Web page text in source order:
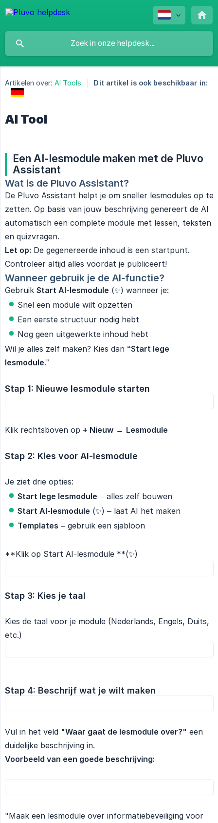
Artikelen over: AI Tools Dit artikel is ook beschikbaar in:
AI Tool
Een AI-lesmodule maken met de Pluvo
Assistant
Wat is de Pluvo Assistant?
De Pluvo Assistant helpt je om sneller lesmodules op te
zetten. Op basis van jouw beschrijving genereert de AI
automatisch een complete module met lessen, teksten
en quizvragen.
Let op: De gegenereerde inhoud is een startpunt.
Controleer altijd alles voordat je publiceert!
Wanneer gebruik je de AI-functie?
Gebruik Start AI-lesmodule (✨) wanneer je:
Snel een module wilt opzetten
Een eerste structuur nodig hebt
Nog geen uitgewerkte inhoud hebt
Wil je alles zelf maken? Kies dan “Start lege
lesmodule.”
Stap 1: Nieuwe lesmodule starten
Klik rechtsboven op + Nieuw → Lesmodule
Stap 2: Kies voor AI-lesmodule
Je ziet drie opties:
Start lege lesmodule – alles zelf bouwen
Start AI-lesmodule (✨) – laat AI het maken
Templates – gebruik een sjabloon
**Klik op Start AI-lesmodule **(✨)
Stap 3: Kies je taal
Kies de taal voor je module (Nederlands, Engels, Duits,
etc.)
Stap 4: Beschrijf wat je wilt maken
Vul in het veld "Waar gaat de lesmodule over?" een
duidelijke beschrijving in.
Voorbeeld van een goede beschrijving:
"Maak een lesmodule over informatiebeveiliging voor